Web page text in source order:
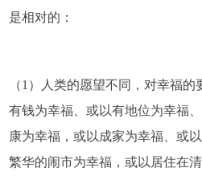
是相对的：
（1）人类的愿望不同，对幸福
有钱为幸福、或以有地位为幸福
康为幸福，或以成家为幸福、或
繁华的闹市为幸福，或以居住在